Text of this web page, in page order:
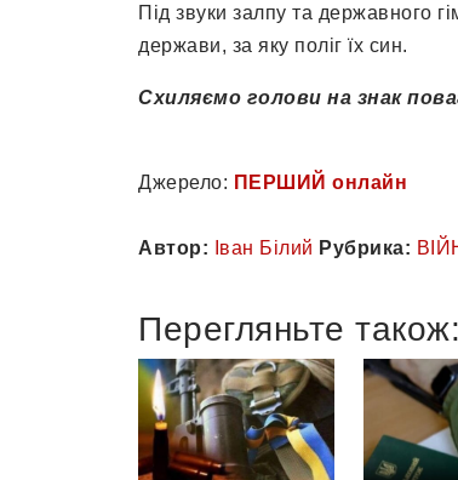
Під звуки залпу та державного
держави, за яку поліг їх син.
Схиляємо голови на знак
Джерело: ПЕРШИЙ онлайн
Автор: Іван Білий Рубрика:
Перегляньте також: